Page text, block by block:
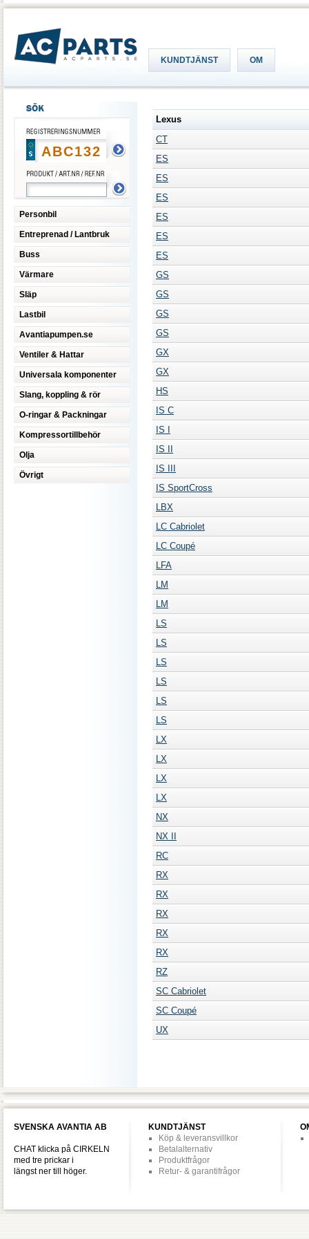
KUNDTJÄNST OM
Personbil
Entreprenad / Lantbruk
Buss
Värmare
Släp
Lastbil
Avantiapumpen.se
Ventiler & Hattar
Universala komponenter
Slang, koppling & rör
O-ringar & Packningar
Kompressortillbehör
Olja
Övrigt
Lexus
CT
ES
ES
ES
ES
ES
ES
GS
GS
GS
GS
GX
GX
HS
IS C
IS I
IS II
IS III
IS SportCross
LBX
LC Cabriolet
LC Coupé
LFA
LM
LM
LS
LS
LS
LS
LS
LS
LX
LX
LX
LX
NX
NX II
RC
RX
RX
RX
RX
RX
RZ
SC Cabriolet
SC Coupé
UX
SVENSKA AVANTIA AB
CHAT klicka på CIRKELN
med tre prickar i
längst ner till höger.
KUNDTJÄNST
Köp & leveransvillkor
Betalalternativ
Produktfrågor
Retur- & garantifrågor